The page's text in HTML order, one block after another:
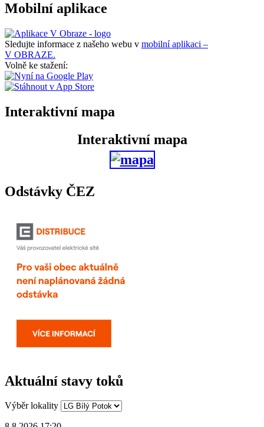
Mobilní aplikace
Sledujte informace z našeho webu v mobilní aplikaci –
V OBRAZE.
Volně ke stažení:
Interaktivní mapa
Interaktivní mapa
Odstávky ČEZ
Aktuální stavy toků
Výběr lokality